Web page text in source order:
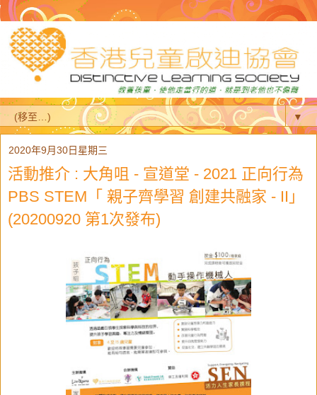
▼
2020年9月30日星期三
活動推介 : 大角咀 - 宣道堂 - 2021 正向行為
PBS STEM「 親子齊學習 創建共融家 - II」
(20200920 第1次發布)